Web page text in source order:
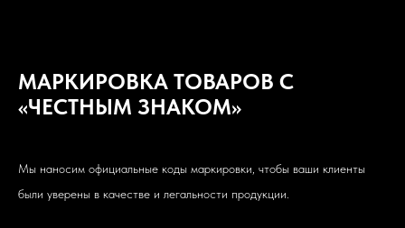
МАРКИРОВКА ТОВАРОВ С
«ЧЕСТНЫМ ЗНАКОМ»
Мы наносим официальные коды маркировки, чтобы ваши клиенты
были уверены в качестве и легальности продукции.